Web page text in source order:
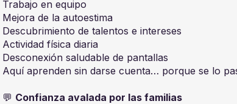
Trabajo en equipo
Mejora de la autoestima
Descubrimiento de talentos e intereses
Actividad física diaria
Desconexión saludable de pantallas
Aquí aprenden sin darse cuenta… porque se lo
💬 Confianza avalada por las familias